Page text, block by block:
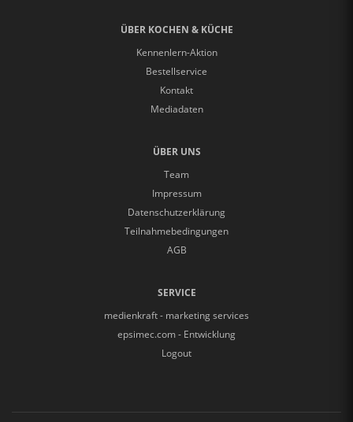
ÜBER KOCHEN & KÜCHE
Kennenlern-Aktion
Bestellservice
Kontakt
Mediadaten
ÜBER UNS
Team
Impressum
Datenschutzerklärung
Teilnahmebedingungen
AGB
SERVICE
medienkraft - marketing services
epsimec.com - Entwicklung
Logout